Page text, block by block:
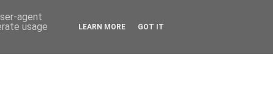
agent
usage
LEARN MORE GOT IT